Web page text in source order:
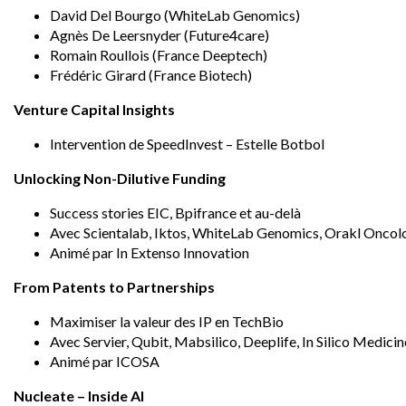
David Del Bourgo (WhiteLab Genomics)
Agnès De Leersnyder (Future4care)
Romain Roullois (France Deeptech)
Frédéric Girard (France Biotech)
Venture Capital Insights
Intervention de SpeedInvest – Estelle Botbol
Unlocking Non-Dilutive Funding
Success stories EIC, Bpifrance et au-delà
Avec Scientalab, Iktos, WhiteLab Genomics, Orakl
Animé par In Extenso Innovation
From Patents to Partnerships
Maximiser la valeur des IP en TechBio
Avec Servier, Qubit, Mabsilico, Deeplife, In Silico
Animé par ICOSA
Nucleate – Inside AI